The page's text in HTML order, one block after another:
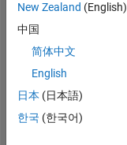
No
Endorsements
received
New Zealand (English)
中国
简体中文
English
日本 (日本語)
한국 (한국어)